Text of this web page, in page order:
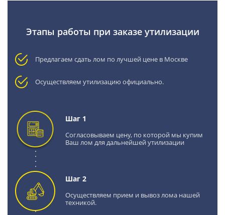
Этапы работы при заказе утилизации
Предлагаем сдать лом по лучшей цене в Москве
Осуществляем утилизацию официально.
Шаг 1
Согласовываем цену, по которой мы купим
Ваш лом для дальнейшей утилизации
Шаг 2
Осуществляем прием и вывоз лома нашей
техникой.